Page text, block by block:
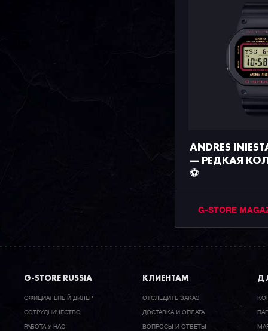
ANDRES
— РЕДКАЯ
⚽
G-STORE
G-STORE RUSSIA
ОФИЦИАЛЬНЫЙ ДИЛЕР
CОТРУДНИЧЕСТВО
РАБОТА У НАС
КЛИЕНТАМ
ОТСЛЕДИТЬ ЗАКАЗ
ДОСТАВКА И ОПЛАТА
ВОПРОСЫ И ОТВЕТЫ